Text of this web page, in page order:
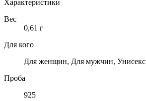
СЕРЕБРА
925
ПРОБЫ
Характеристики
Вес
0,61 г
Для кого
Для женщин, Для мужчин, Унисекс
Проба
925